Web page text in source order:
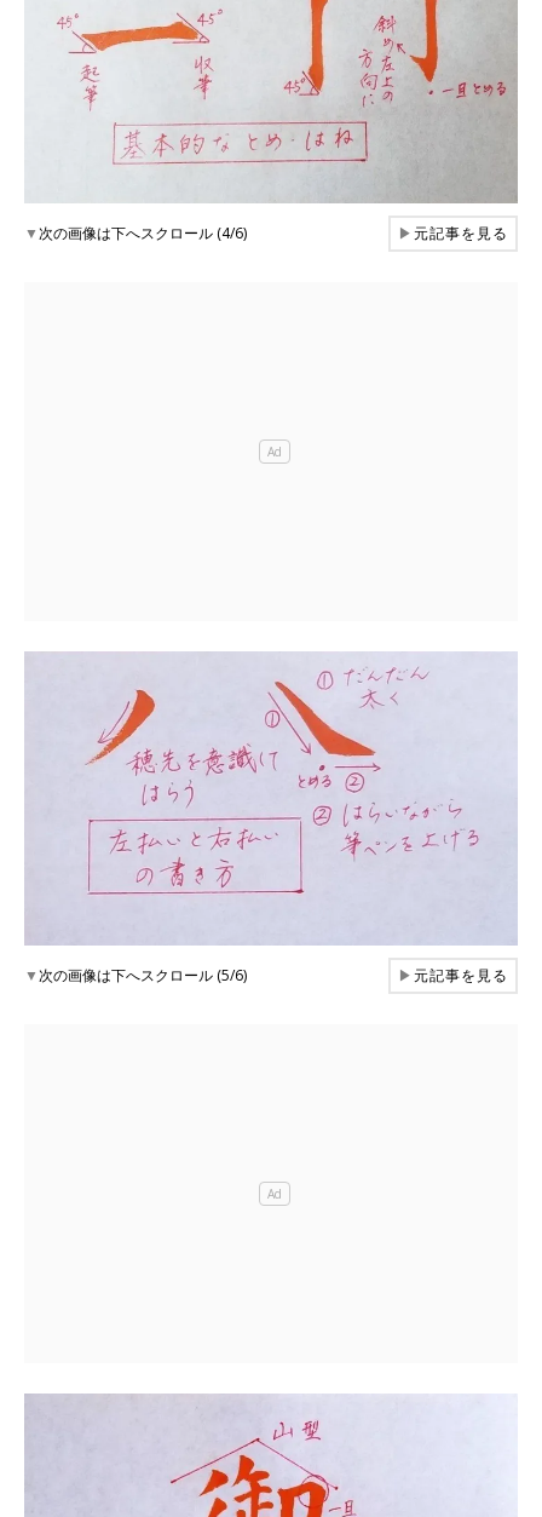
▼次の画像は下へスクロール (4/6) ▶元記事を見る
▼次の画像は下へスクロール (5/6) ▶元記事を見る